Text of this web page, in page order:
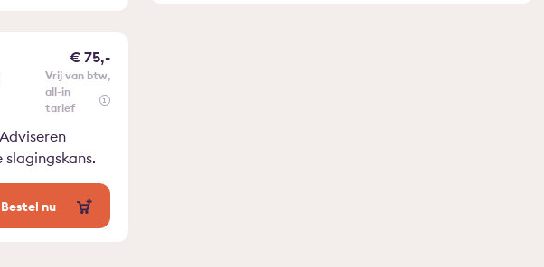
€ 75,-
vrij van btw
all-in
tarief
Bestel nu